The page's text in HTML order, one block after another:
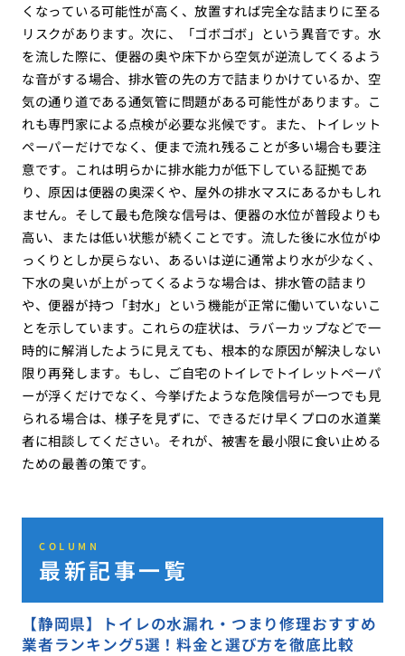
くなっている可能性が高く、放置すれば完全な詰まりに至る
リスクがあります。次に、「ゴボゴボ」という異音です。水
を流した際に、便器の奥や床下から空気が逆流してくるよう
な音がする場合、排水管の先の方で詰まりかけているか、空
気の通り道である通気管に問題がある可能性があります。こ
れも専門家による点検が必要な兆候です。また、トイレット
ペーパーだけでなく、便まで流れ残ることが多い場合も要注
意です。これは明らかに排水能力が低下している証拠であ
り、原因は便器の奥深くや、屋外の排水マスにあるかもしれ
ません。そして最も危険な信号は、便器の水位が普段よりも
高い、または低い状態が続くことです。流した後に水位がゆ
っくりとしか戻らない、あるいは逆に通常より水が少なく、
下水の臭いが上がってくるような場合は、排水管の詰まり
や、便器が持つ「封水」という機能が正常に働いていないこ
とを示しています。これらの症状は、ラバーカップなどで一
時的に解消したように見えても、根本的な原因が解決しない
限り再発します。もし、ご自宅のトイレでトイレットペーパ
ーが浮くだけでなく、今挙げたような危険信号が一つでも見
られる場合は、様子を見ずに、できるだけ早くプロの水道業
者に相談してください。それが、被害を最小限に食い止める
ための最善の策です。
COLUMN
最新記事一覧
【静岡県】トイレの水漏れ・つまり修理おすすめ
業者ランキング5選！料金と選び方を徹底比較